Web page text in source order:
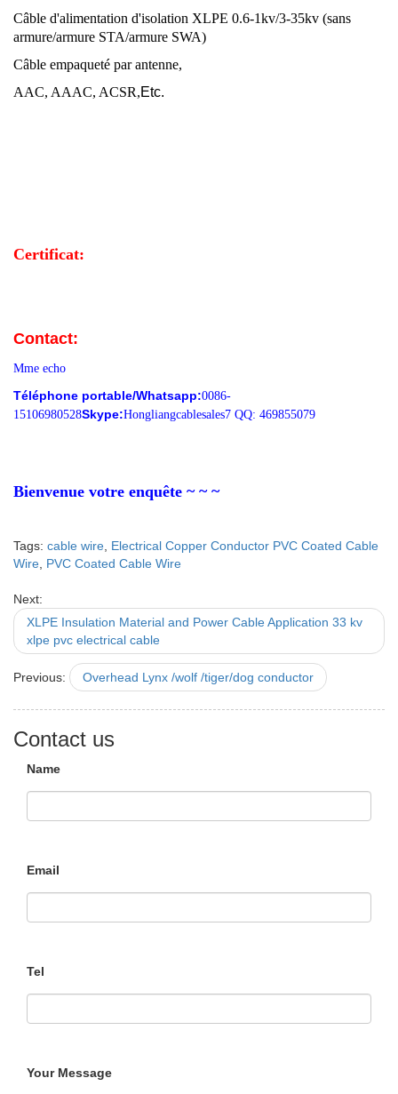
Câble d'alimentation d'isolation XLPE 0.6-1kv/3-35kv (sans
armure/armure STA/armure SWA)
Câble empaqueté par antenne,
AAC, AAAC, ACSR,Etc.
Certificat:
Contact:
Mme echo
Téléphone portable/Whatsapp:0086-
15106980528Skype:Hongliangcablesales7 QQ: 469855079
Bienvenue votre enquête ~ ~ ~
Tags: cable wire Electrical Copper Conductor PVC Coated Cable
Wire PVC Coated Cable Wire
Next:
XLPE Insulation Material and Power Cable Application 33 kv
xlpe pvc electrical cable
Previous: Overhead Lynx /wolf /tiger/dog conductor
Contact us
Name
Email
Tel
Your Message